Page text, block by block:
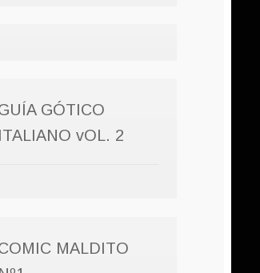
GÓTICO
ITALIANO vOL. 2
MALDITO